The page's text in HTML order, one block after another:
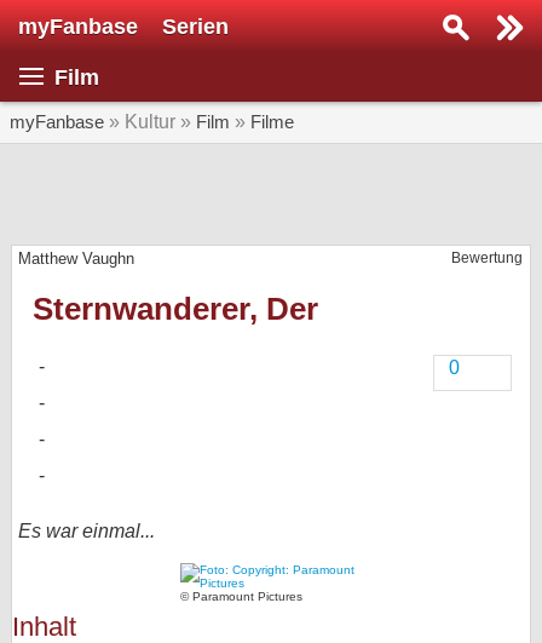
myFanbase Serien
Film
myFanbase » Kultur » Film » Filme
Bewertung
Matthew Vaughn
Sternwanderer, Der
0
Es war einmal...
© Paramount Pictures
Inhalt
Serie suchen...
SERIEN
Veranstaltungen
bei X